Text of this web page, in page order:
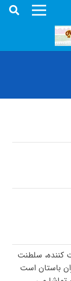
کننده، سلطنت
ایران باستان است